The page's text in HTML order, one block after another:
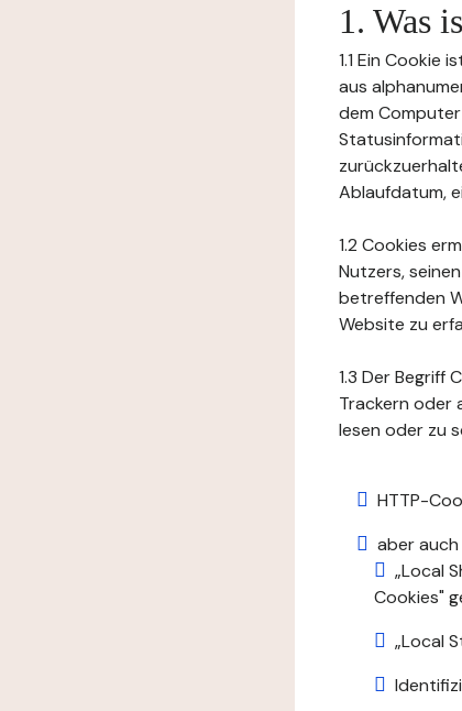
1. Was
1.1 Ein Cookie
aus
dem
Ablaufdatum,
1.2 Cookies
Nutzers,
betreffenden
Website zu
1.3 Der Begriff
Trackern oder
lesen oder zu
HTTP-
aber auch
„Local
Cookies"
„Local